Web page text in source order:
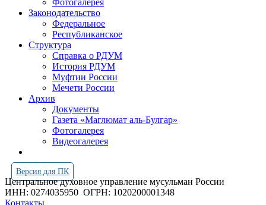
Фотогалерея
Законодательство
Федеральное
Республиканское
Структура
Справка о РДУМ
История РДУМ
Муфтии России
Мечети России
Архив
Документы
Газета «Маглюмат аль-Булгар»
Фотогалерея
Видеогалерея
Версия для ПК
Центральное духовное управление мусульман России
ИНН: 0274035950 ОГРН: 1020200001348
Контакты